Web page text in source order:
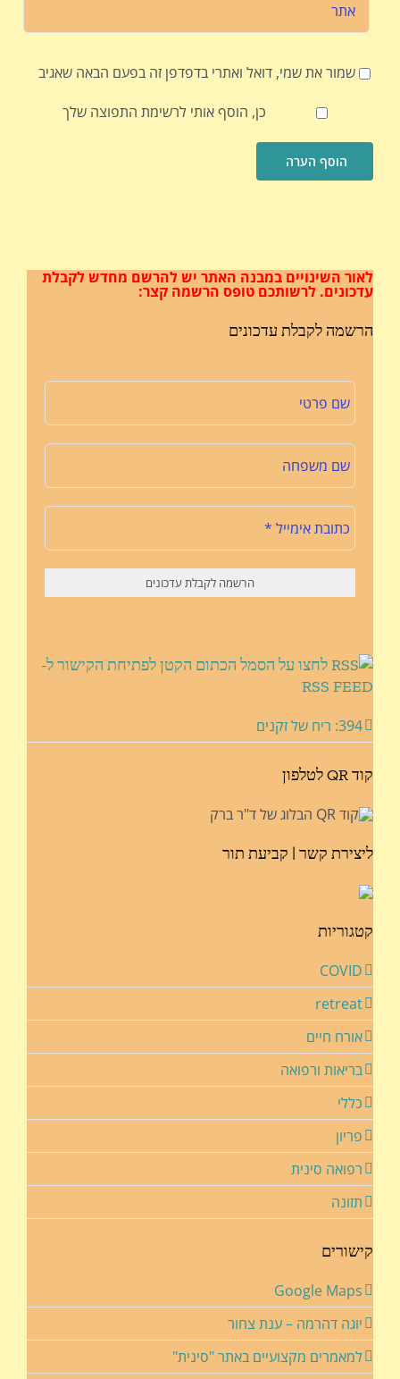
שמור את שמי, דואל ואתרי בדפדפן זה בפעם הבאה שאגיב
כן, הוסף אותי לרשימת התפוצה שלך
לאור השינויים במבנה האתר יש להרשם מחדש לקבלת
עדכונים. לרשותכם טופס הרשמה קצר:
הרשמה לקבלת עדכונים
לחצו על הסמל הכתום הקטן לפתיחת הקישור ל-
RSS FEED
394: ריח של זקנים
קוד QR לטלפון
ליצירת קשר | קביעת תור
קטגוריות
COVID
retreat
אורח חיים
בריאות ורפואה
כללי
פריון
רפואה סינית
תזונה
קישורים
Google Maps
יוגה דהרמה – ענת צחור
למאמרים מקצועיים באתר "סינית"